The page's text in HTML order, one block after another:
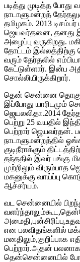
படித்து முடித்த
நாடாளுமன்றத்
தமிழகம். 2013
ஜெயவர்தனை, தனது
அழைப்பு வருகிறது.
தோட்டம் இல்லத்திற்கு
வரும் தேர்தலில்
கேட்டுள்ளார். இன்ப
சொல்லியிருக்கிறார்.
தென் சென்னை
இப்போது யாரிடமும்
ஜெயலலிதா.2014
பெற்று 25 வயதில்
பெற்றார் ஜெயவர்தன்.
நாடாளுமன்றத்தில்
குடிநீராக்கும்
தந்ததில் இவர் பங்கு
முற்றிலும் விரும்பாத
மகனுக்கு வாய்ப்பு
ஆச்சர்யம்.
வட சென்னையில்
என பலவிதங்களில்
மனதிலும்,குறிப்பாக
பெற்றார்.அதன் பலனாக
தென்சென்னையில்